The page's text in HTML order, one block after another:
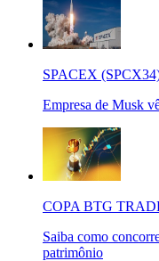
SPACEX
Empresa de Musk
COPA BTG
Saiba como
patrimônio